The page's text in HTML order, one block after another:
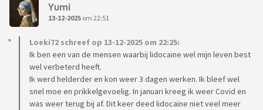
Yumi
13-12-2025 om 22:51
Loeki72 schreef op 13-12-2025 om 22:25:
Ik ben een van de mensen waarbij lidocaine wel mijn leven best
wel verbeterd heeft.
Ik werd helderder en kon weer 3 dagen werken. Ik bleef wel
snel moe en prikkelgevoelig. In januari kreeg ik weer Covid en
was weer terug bij af. Dit keer deed lidocaïne niet veel meer